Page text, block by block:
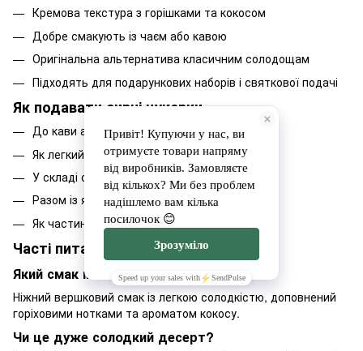
Кремова текстура з горішками та кокосом
Добре смакують із чаєм або кавою
Оригінальна альтернатива класичним солодощам
Підходять для подарункових наборів і святкової подачі
Як подавати сирні цукерки
До кави або ароматного чаю
Як легкий десерт після вечері
У складі сирної або десертної тарілки
Разом із ягодами чи фруктами
Як частину гастрономічного подарунка
Часті питання
Який смак мають сирні цукерки?
Ніжний вершковий смак із легкою солодкістю, доповнений
горіховими нотками та ароматом кокосу.
Чи це дуже солодкий десерт?